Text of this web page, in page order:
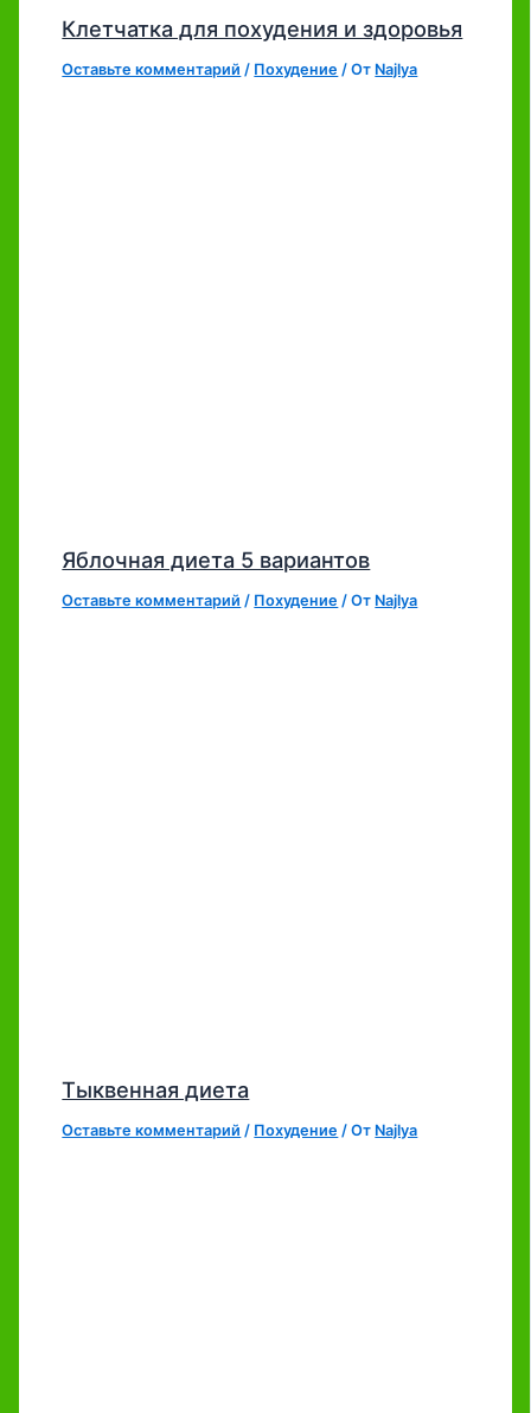
Клетчатка для похудения и здоровья
Оставьте комментарий / Похудение / От Najlya
Яблочная диета 5 вариантов
Оставьте комментарий / Похудение / От Najlya
Тыквенная диета
Оставьте комментарий / Похудение / От Najlya